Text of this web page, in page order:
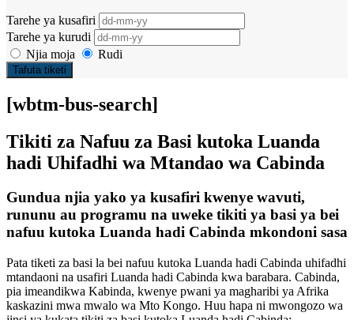
Tarehe ya kusafiri
Tarehe ya kurudi
Njia moja
Rudi
Tafuta tiketi
[wbtm-bus-search]
Tikiti za Nafuu za Basi kutoka Luanda
hadi Uhifadhi wa Mtandao wa Cabinda
Gundua njia yako ya kusafiri kwenye wavuti,
rununu au programu na uweke tikiti ya basi ya bei
nafuu kutoka Luanda hadi Cabinda mkondoni sasa
Pata tiketi za basi la bei nafuu kutoka Luanda hadi Cabinda uhifadhi
mtandaoni na usafiri Luanda hadi Cabinda kwa barabara. Cabinda,
pia imeandikwa Kabinda, kwenye pwani ya magharibi ya Afrika
kaskazini mwa mwalo wa Mto Kongo. Huu hapa ni mwongozo wa